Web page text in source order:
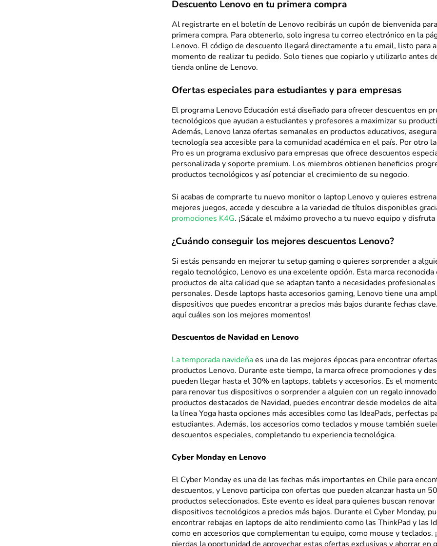
Descuento Lenovo en tu primera compra
Al registrarte en el boletín de Lenovo recibirás un cupón de bienvenida
primera compra. Para obtenerlo, solo ingresa tu correo electrónico en la
Lenovo. El código de descuento llegará directamente a tu email, listo para
momento de realizar tu pedido. Solo tienes que copiarlo y utilizarlo antes
tienda online de Lenovo.
Ofertas especiales para estudiantes y para empresas
El programa Lenovo Educación está diseñado para ofrecer descuentos en
tecnológicos que ayudan a estudiantes y profesores a maximizar su
Además, Lenovo lanza ofertas semanales en productos educativos,
tecnología sea accesible para la comunidad académica en el país. Por otro
Pro es un programa exclusivo para empresas que ofrece descuentos
personalizada y soporte premium. Los miembros obtienen beneficios
productos tecnológicos y así potenciar el crecimiento de su negocio.
Si acabas de comprarte tu nuevo monitor o laptop Lenovo y quieres
mejores juegos, accede y descubre a la variedad de títulos disponibles
promociones K4G. ¡Sácale el máximo provecho a tu nuevo equipo y disfruta
¿Cuándo conseguir los mejores descuentos Lenovo?
Si estás pensando en mejorar tu setup gaming o quieres sorprender a
regalo tecnológico, Lenovo es una excelente opción. Esta marca reconocida
productos de alta calidad que se adaptan tanto a necesidades profesionales
personales. Desde laptops hasta accesorios gaming, Lenovo tiene una
dispositivos que puedes encontrar a precios más bajos durante fechas
aquí cuáles son los mejores momentos!
Descuentos de Navidad en Lenovo
La temporada navideña es una de las mejores épocas para encontrar
productos Lenovo. Durante este tiempo, la marca ofrece promociones y
pueden llegar hasta el 30% en laptops, tablets y accesorios. Es el
para renovar tus dispositivos o sorprender a alguien con un regalo
productos destacados de Navidad, puedes encontrar desde modelos de
la línea Yoga hasta opciones más accesibles como las IdeaPads, perfectas
estudiantes. Además, los accesorios como teclados y mouse también
descuentos especiales, completando tu experiencia tecnológica.
Cyber Monday en Lenovo
El Cyber Monday es una de las fechas más importantes en Chile para
descuentos, y Lenovo participa con ofertas que pueden alcanzar hasta un
productos seleccionados. Este evento es ideal para quienes buscan renovar
dispositivos tecnológicos a precios más bajos. Durante el Cyber Monday,
encontrar rebajas en laptops de alto rendimiento como las ThinkPad y las
como en accesorios que complementan tu equipo, como mouse y teclados.